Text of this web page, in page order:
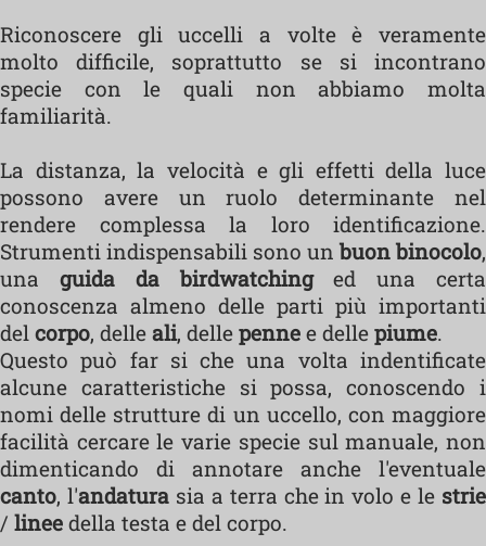
Riconoscere gli uccelli a volte è veramente
molto difficile, soprattutto se si incontrano
specie con le quali non abbiamo molta
familiarità.
La distanza, la velocità e gli effetti della luce
possono avere un ruolo determinante nel
rendere complessa la loro identificazione.
Strumenti indispensabili sono un buon binocolo,
una guida da birdwatchinged una certa
conoscenza almeno delle parti più importanti
del corpo, delle ali, delle penne e delle piume.
Questo può far si che una volta indentificate
alcune caratteristiche si possa, conoscendo i
nomi delle strutture di un uccello, con maggiore
facilità cercare le varie specie sul manuale, non
dimenticando di annotare anche l'eventuale
canto, l'andaturasia a terra che in volo e le strie
/ linee della testa e del corpo.